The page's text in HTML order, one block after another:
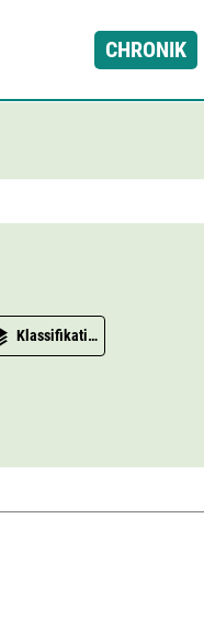
CHRONIK
Klassifikation